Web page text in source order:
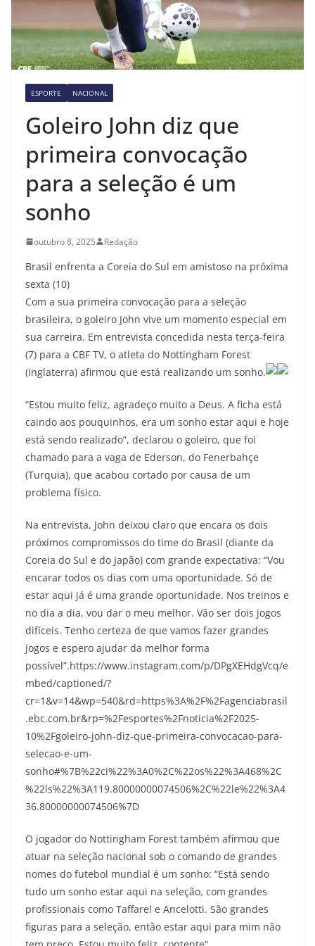
ESPORTE NACIONAL
Goleiro John diz que
primeira convocação
para a seleção é um
sonho
outubro 8, 2025 Redação
Brasil enfrenta a Coreia do Sul em amistoso na próxima
sexta (10)
Com a sua primeira convocação para a seleção
brasileira, o goleiro John vive um momento especial em
sua carreira. Em entrevista concedida nesta terça-feira
(7) para a CBF TV, o atleta do Nottingham Forest
(Inglaterra) afirmou que está realizando um sonho.
“Estou muito feliz, agradeço muito a Deus. A ficha está
caindo aos pouquinhos, era um sonho estar aqui e hoje
está sendo realizado”, declarou o goleiro, que foi
chamado para a vaga de Ederson, do Fenerbahçe
(Turquia), que acabou cortado por causa de um
problema físico.
Na entrevista, John deixou claro que encara os dois
próximos compromissos do time do Brasil (diante da
Coreia do Sul e do Japão) com grande expectativa: “Vou
encarar todos os dias com uma oportunidade. Só de
estar aqui já é uma grande oportunidade. Nos treinos e
no dia a dia, vou dar o meu melhor. Vão ser dois jogos
difíceis. Tenho certeza de que vamos fazer grandes
jogos e espero ajudar da melhor forma
possível”.https://www.instagram.com/p/DPgXEHdgVcq/e
mbed/captioned/?
cr=1&v=14&wp=540&rd=https%3A%2F%2Fagenciabrasil
.ebc.com.br&rp=%2Fesportes%2Fnoticia%2F2025-
10%2Fgoleiro-john-diz-que-primeira-convocacao-para-
selecao-e-um-
sonho#%7B%22ci%22%3A0%2C%22os%22%3A468%2C
%22ls%22%3A119.80000000074506%2C%22le%22%3A4
36.80000000074506%7D
O jogador do Nottingham Forest também afirmou que
atuar na seleção nacional sob o comando de grandes
nomes do futebol mundial é um sonho: “Está sendo
tudo um sonho estar aqui na seleção, com grandes
profissionais como Taffarel e Ancelotti. São grandes
figuras para a seleção, então estar aqui para mim não